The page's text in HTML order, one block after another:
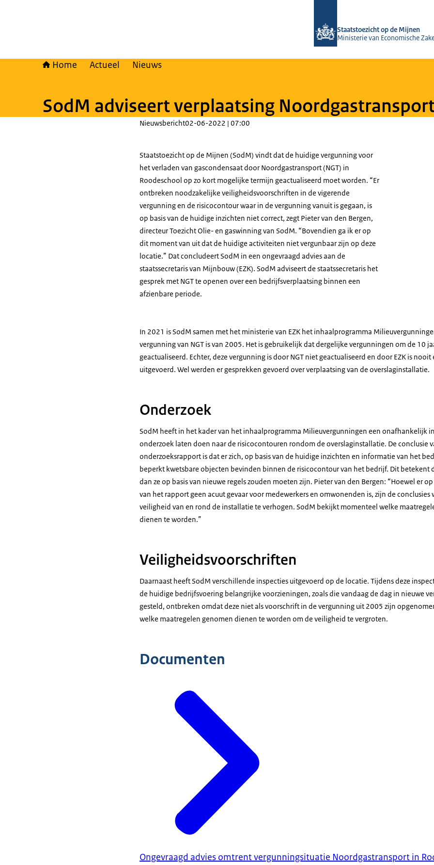
Staatstoezicht op de Mijnen
Ministerie van Economische
Home Actueel Nieuws
SodM adviseert verplaatsing
Nieuwsbericht02-06-2022 | 07:00
Staatstoezicht op de Mijnen (SodM) vindt dat de huidige vergunning voor
het verladen van gascondensaat door Noordgastransport (NGT) in
Roodeschool op zo kort mogelijke termijn geactualiseerd moet worden. “Er
ontbreken noodzakelijke veiligheidsvoorschriften in de vigerende
vergunning en de risicocontour waar in de vergunning vanuit is gegaan, is
op basis van de huidige inzichten niet correct, zegt Pieter van den Bergen,
directeur Toezicht Olie- en gaswinning van SodM. “Bovendien ga ik er op
dit moment van uit dat de huidige activiteiten niet vergunbaar zijn op deze
locatie.” Dat concludeert SodM in een ongevraagd advies aan de
staatssecretaris van Mijnbouw (EZK). SodM adviseert de staatssecretaris het
gesprek met NGT te openen over een bedrijfsverplaatsing binnen een
afzienbare periode.
In 2021 is SodM samen met het ministerie van EZK het inhaalprogramma
vergunning van NGT is van 2005. Het is gebruikelijk dat dergelijke vergunningen om de 10
geactualiseerd. Echter, deze vergunning is door NGT niet geactualiseerd en door EZK is
uitgevoerd. Wel werden er gesprekken gevoerd over verplaatsing van de overslaginstallatie.
Onderzoek
SodM heeft in het kader van het inhaalprogramma Milieuvergunningen een onafhankelijk
onderzoek laten doen naar de risicocontouren rondom de overslaginstallatie. De conclusie
onderzoeksrapport is dat er zich, op basis van de huidige inzichten en informatie van het
beperkt kwetsbare objecten bevinden binnen de risicocontour van het bedrijf. Dit betekent
dan ze op basis van nieuwe regels zouden moeten zijn. Pieter van den Bergen: “Hoewel er
van het rapport geen acuut gevaar voor medewerkers en omwonenden is, zijn de conclusies
veiligheid van en rond de installatie te verhogen. SodM bekijkt momenteel welke
dienen te worden.”
Veiligheidsvoorschriften
Daarnaast heeft SodM verschillende inspecties uitgevoerd op de locatie. Tijdens deze
de huidige bedrijfsvoering belangrijke voorzieningen, zoals die vandaag de dag in nieuwe
gesteld, ontbreken omdat deze niet als voorschrift in de vergunning uit 2005 zijn
welke maatregelen genomen dienen te worden om de veiligheid te vergroten.
Documenten
Ongevraagd advies omtrent vergunningsituatie Noordgastransport in